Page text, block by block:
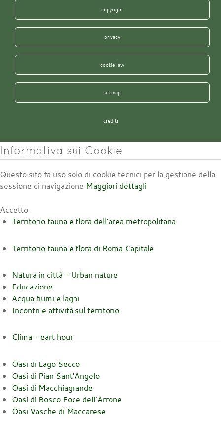
copyright
privacy
cookie law
sitemap
crediti
Informativa sui Cookie
Questo sito fa uso solo di cookie tecnici per la gestione della
sessione di navigazione Maggiori dettagli
Accetto
Territorio fauna e flora dell’area metropolitana
Territorio fauna e flora di Roma Capitale
Natura in città - Urban nature
Educazione
Acqua fiumi e laghi
Incontri e attività sul territorio
Clima - eart hour
Oasi di Lago Secco
Oasi di Pian Sant’Angelo
Oasi di Macchiagrande
Oasi di Bosco Foce dell’Arrone
Oasi Vasche di Maccarese